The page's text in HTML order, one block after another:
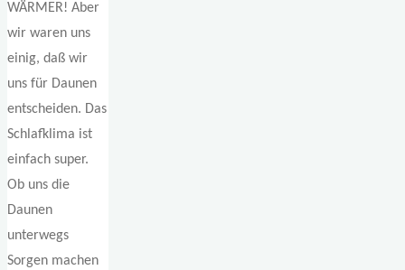
WÄRMER! Aber
wir waren uns
einig, daß wir
uns für Daunen
entscheiden. Das
Schlafklima ist
einfach super.
Ob uns die
Daunen
unterwegs
Sorgen machen